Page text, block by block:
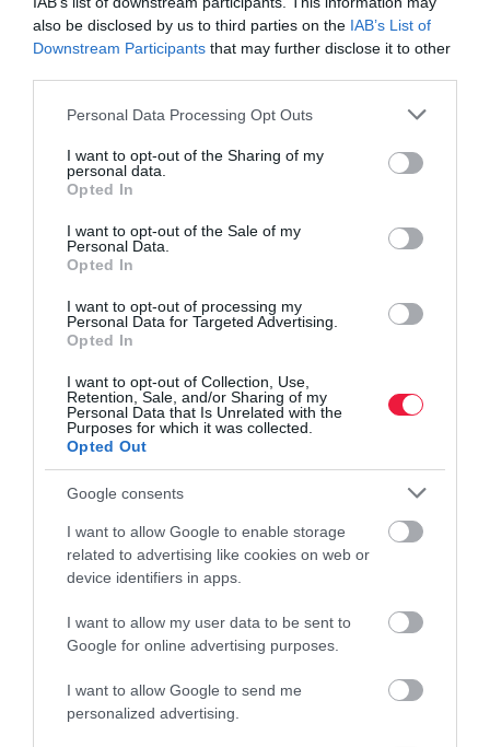
also be disclosed by us to third parties on the IAB’s List of
Downstream Participants that may further disclose it to other
Please note that this website/app uses one or more Google
not limited to your visit or usage behaviour. You may click to
grant or deny consent to Google and its third-party tags to
use your data for below specified purposes in below Google
consent section.
Personal Data Processing Opt Outs
I want to opt-out of the Sharing of my
personal data.
Opted In
I want to opt-out of the Sale of my
Personal Data.
Opted In
I want to opt-out of processing my
Personal Data for Targeted Advertising.
Opted In
I want to opt-out of Collection, Use,
Retention, Sale, and/or Sharing of my
Personal Data that Is Unrelated with the
Purposes for which it was collected.
Opted Out
Google consents
I want to allow Google to enable storage
related to advertising like cookies on web or
device identifiers in apps.
I want to allow my user data to be sent to
Google for online advertising purposes.
I want to allow Google to send me
personalized advertising.
Már ennyi ajándékpénzzel csábítják a bankok az új
ügyfeleket
Egyre magasabb összegű egyszeri jóváírásokkal próbálják
magukhoz csábítani a bankot kereső vagy éppen váltó
vállalkozásokat a pénzintézetek. Valahol már 140 ezer forintot is
utal a bank a számlát…